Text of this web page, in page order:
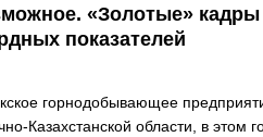
«Золотые» кадры
показателей
горнодобывающее
Казахстанской области, в этом